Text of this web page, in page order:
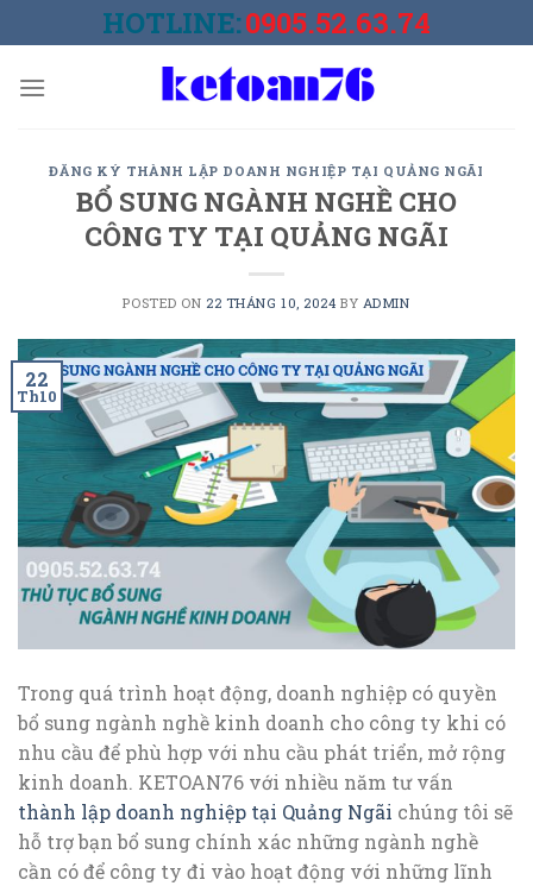
to
HOTLINE:0905.52.63.74
ĐĂNG KÝ THÀNH LẬP DOANH NGHIỆP TẠI QUẢNG NGÃI
BỔ SUNG NGÀNH NGHỀ CHO
CÔNG TY TẠI QUẢNG NGÃI
POSTED ON 22 THÁNG 10, 2024 BY ADMIN
22
Th10
Trong quá trình hoạt động, doanh nghiệp có quyền
bổ sung ngành nghề kinh doanh cho công ty khi có
nhu cầu để phù hợp với nhu cầu phát triển, mở rộng
kinh doanh. KETOAN76 với nhiều năm tư vấn
thành lập doanh nghiệp tại Quảng Ngãi chúng tôi sẽ
hỗ trợ bạn bổ sung chính xác những ngành nghề
cần có để công ty đi vào hoạt động với những lĩnh